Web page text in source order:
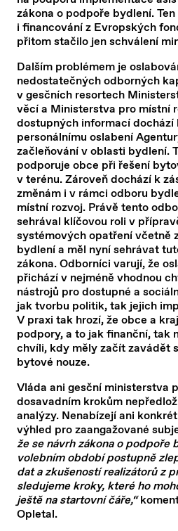
zákona o podpoře bydlení.
i financování z Evropských
přitom stačilo jen schválení
Dalším problémem je
nedostatečných odborných
v gesčních resortech
věcí a Ministerstva pro místní
dostupných informací dochází
personálnímu oslabení
začleňování v oblasti bydlení.
podporuje obce při řešení
v terénu. Zároveň dochází k
změnám i v rámci odboru
místní rozvoj. Právě tento
sehrával klíčovou roli v
systémových opatření včetně
bydlení a měl nyní sehrávat
zákona. Odborníci varují, že
přichází v nejméně vhodnou
nástrojů pro dostupné a
jak tvorbu politik, tak jejich
V praxi tak hrozí, že obce a
podpory, a to jak finanční, tak
chvíli, kdy měly začít zavádět
bytové nouze.
Vláda ani gesční ministerstva
dosavadním krokům
analýzy. Nenabízejí ani
výhled pro zaangažované
že se návrh zákona o podpoře
volebním období postupně
dat a zkušeností realizátorů z
sledujeme kroky, které ho
ještě na startovní čáře,“
Opletal.